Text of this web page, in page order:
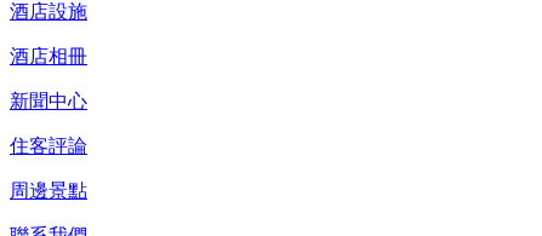
酒店設施
酒店相冊
新聞中心
住客評論
周邊景點